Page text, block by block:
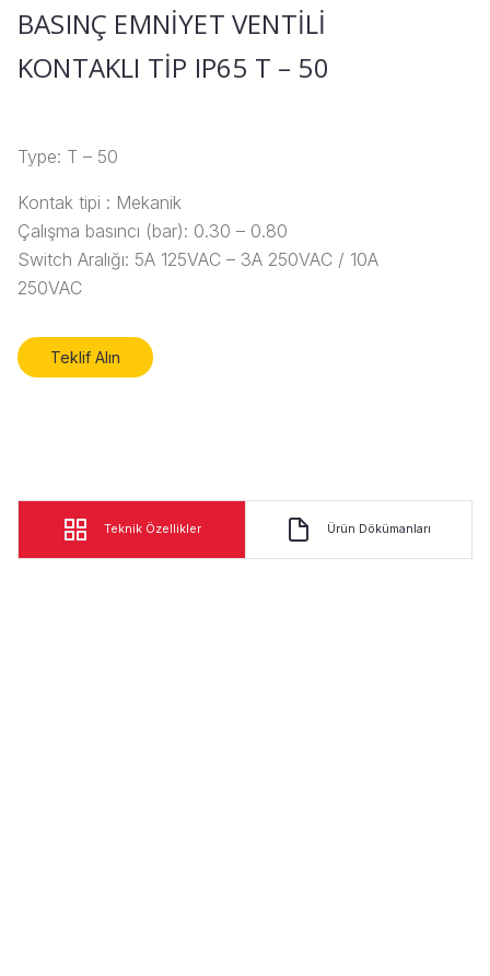
BASINÇ EMNİYET VENTİLİ
KONTAKLI TİP IP65 T – 50
Type: T – 50
Kontak tipi : Mekanik
Çalışma basıncı (bar): 0.30 – 0.80
Switch Aralığı: 5A 125VAC – 3A 250VAC / 10A
250VAC
Teklif Alın
Teknik Özellikler Ürün Dökümanları